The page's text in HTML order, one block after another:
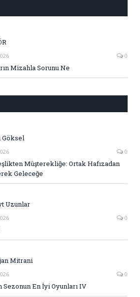
0
Mizahla Sorunu Ne
Göksel
0
Müşterekliğe: Ortak Hafızadan
Geleceğe
Uzunlar
0
Mitrani
0
Sezonun En İyi Oyunları IV